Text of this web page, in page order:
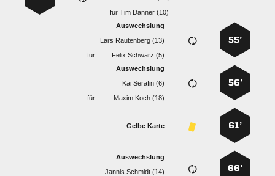
für  
55’
Auswechslung
  
für
  
56’
Auswechslung
  
für
  
61’
Gelbe Karte
66’
Auswechslung
  